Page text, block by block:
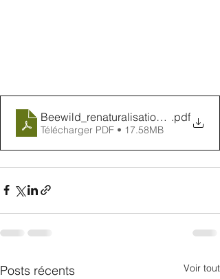
Beewild_renaturalisation_2024
.pdf
Télécharger PDF • 17.58MB
Posts récents Voir tout